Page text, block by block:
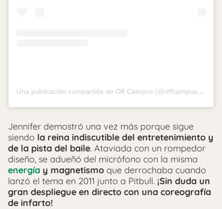
Una publicación compartida de Off Campus (@offcampusonprime)
Jennifer demostró una vez más porque sigue
siendo la reina indiscutible del entretenimiento y
de la pista del baile. Ataviada con un rompedor
diseño, se adueñó del micrófono con la misma
energía y magnetismo que derrochaba cuando
lanzó el tema en 2011 junto a Pitbull. ¡Sin duda un
gran despliegue en directo con una coreografía
de infarto!